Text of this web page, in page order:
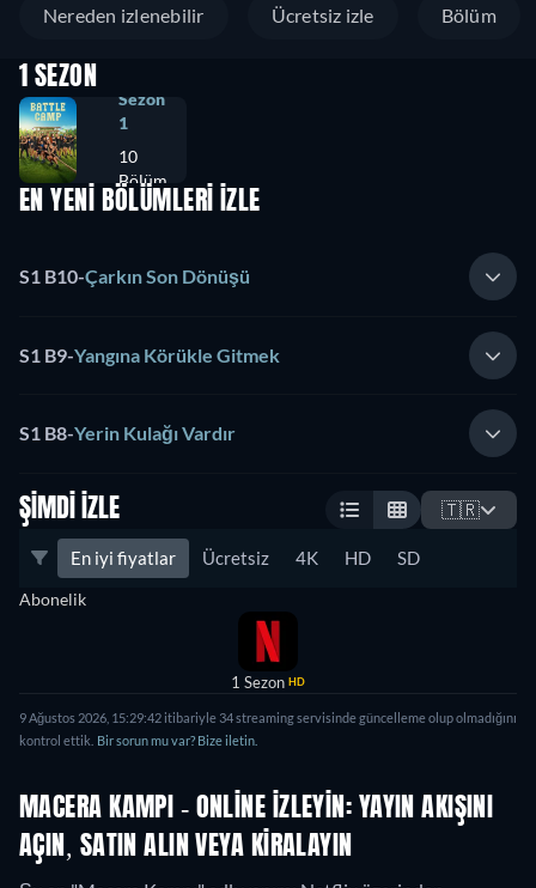
Nereden izlenebilir Ücretsiz izle Bölüm
1 SEZON
Sezon
1
10
Bölüm
EN YENİ BÖLÜMLERİ İZLE
S1 B10-Çarkın Son Dönüşü
S1 B9-Yangına Körükle Gitmek
S1 B8-Yerin Kulağı Vardır
ŞIMDI İZLE 🇹🇷
En iyi fiyatlar Ücretsiz 4K HD SD
Abonelik
1 Sezon HD
9 Ağustos 2026, 15:29:42 itibariyle 34 streaming servisinde güncelleme olup olmadığını
kontrol ettik. Bir sorun mu var? Bize iletin.
MACERA KAMPI - ONLINE IZLEYIN: YAYIN AKIŞINI
AÇIN, SATIN ALIN VEYA KIRALAYIN